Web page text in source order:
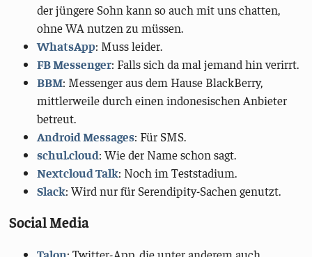
der jüngere Sohn kann so auch mit uns chatten,
ohne WA nutzen zu müssen.
WhatsApp: Muss leider.
FB Messenger: Falls sich da mal jemand hin verirrt.
BBM: Messenger aus dem Hause BlackBerry,
mittlerweile durch einen indonesischen Anbieter
betreut.
Android Messages: Für SMS.
schul.cloud: Wie der Name schon sagt.
Nextcloud Talk: Noch im Teststadium.
Slack: Wird nur für Serendipity-Sachen genutzt.
Social Media